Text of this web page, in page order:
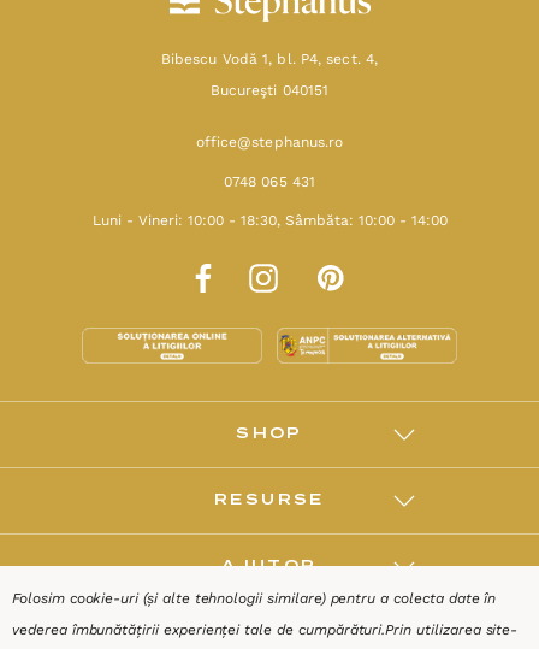
Bibescu Vodă 1, bl. P4, sect. 4,
Bucureşti 040151
office@stephanus.ro
0748 065 431
Luni - Vineri: 10:00 - 18:30, Sâmbăta: 10:00 - 14:00
SHOP
RESURSE
AJUTOR
DESPRE
Folosim cookie-uri (și alte tehnologii similare) pentru a colecta date în
vederea îmbunătățirii experienței tale de cumpărături.Prin utilizarea site-